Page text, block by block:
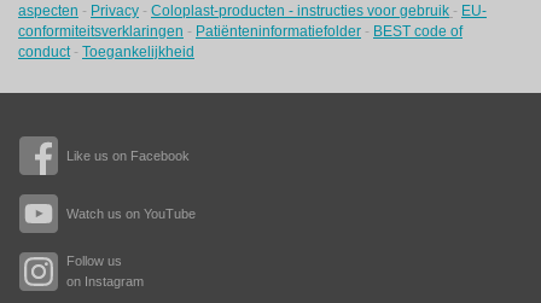
Like us on Facebook
Watch us on YouTube
Follow us
on Instagram
aspecten - Privacy - Coloplast-producten - instructies voor gebruik - EU-
conformiteitsverklaringen - Patiënteninformatiefolder - BEST code of
conduct- Toegankelijkheid